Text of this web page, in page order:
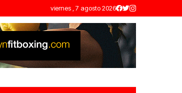
viernes , 7 agosto 2026